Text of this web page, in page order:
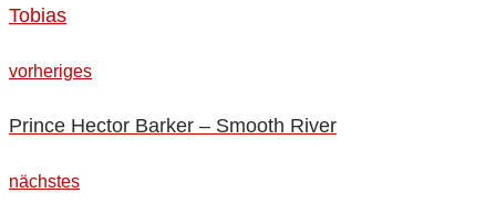
Tobias
Beitragsnavigation
vorheriges
vorheriges
Prince Hector Barker – Smooth River
nächstes
nächstes